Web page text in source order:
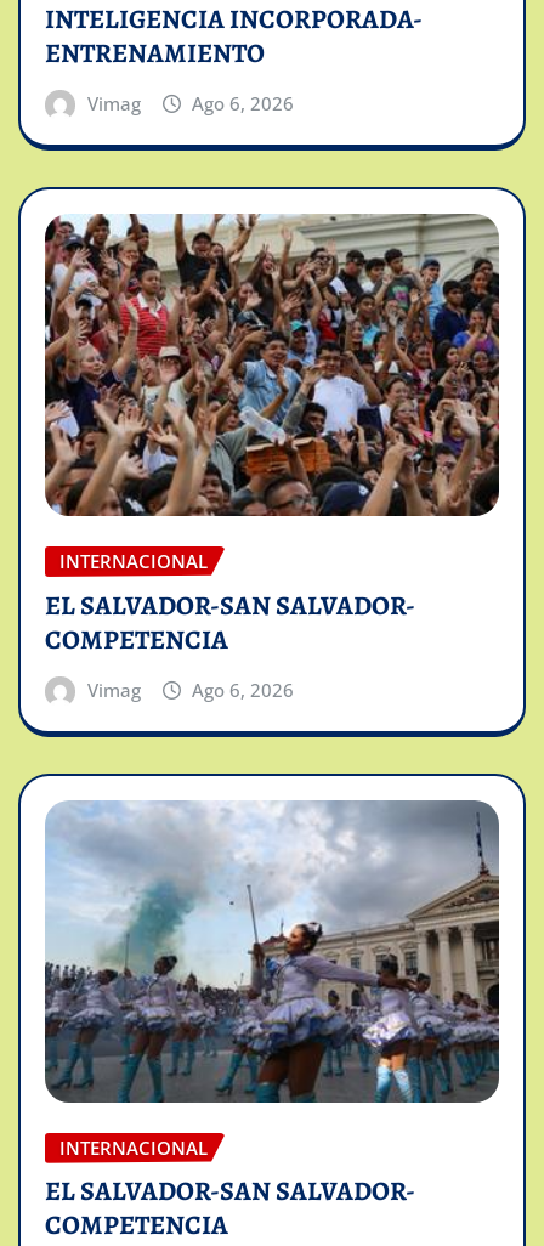
INTELIGENCIA INCORPORADA-
ENTRENAMIENTO
Vimag Ago 6, 2026
INTERNACIONAL
EL SALVADOR-SAN SALVADOR-
COMPETENCIA
Vimag Ago 6, 2026
INTERNACIONAL
EL SALVADOR-SAN SALVADOR-
COMPETENCIA